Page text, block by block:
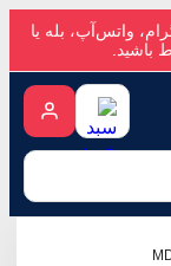
واتس‌آپ، بله یا